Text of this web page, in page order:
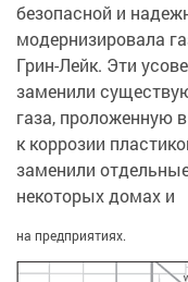
безопасной и
модернизировала
Грин-Лейк. Эти
заменили
газа, проложенную
к коррозии
заменили
некоторых домах и
на предприятиях.